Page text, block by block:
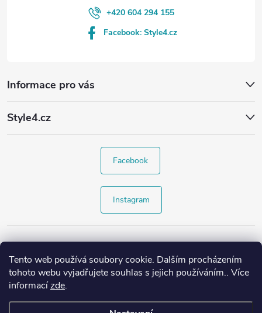
Tento web používá soubory cookie. Dalším procházením
tohoto webu vyjadřujete souhlas s jejich používáním.. Více
informacízde.
Informace pro vás
Style4.cz
+420 604 294 155
Facebook: Style4.cz
Facebook
Instagram